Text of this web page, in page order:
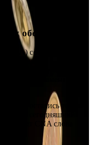
обсуждений
(CNA) сообщило, что,
в
уже на следующей
в парламент после
и остались только
что на сегодняшний
CNA слова